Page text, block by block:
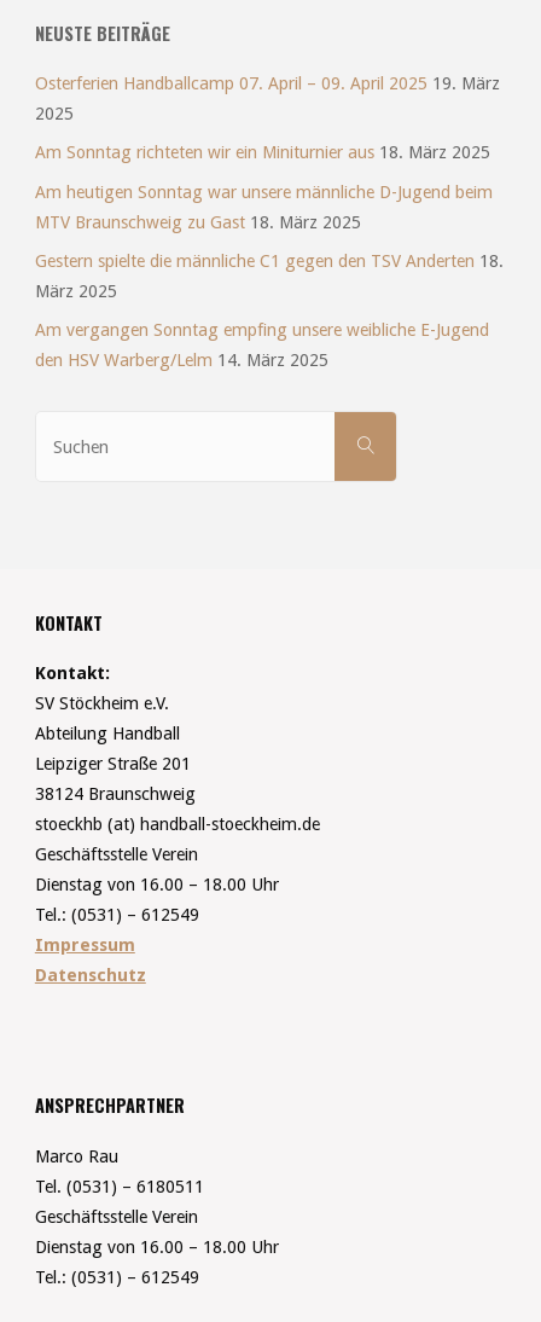
NEUSTE BEITRÄGE
Osterferien Handballcamp 07. April – 09. April 2025 19. März
2025
Am Sonntag richteten wir ein Miniturnier aus 18. März 2025
Am heutigen Sonntag war unsere männliche D-Jugend beim
MTV Braunschweig zu Gast 18. März 2025
Gestern spielte die männliche C1 gegen den TSV Anderten 18.
März 2025
Am vergangen Sonntag empfing unsere weibliche E-Jugend
den HSV Warberg/Lelm 14. März 2025
SUCHEN
KONTAKT
Kontakt:
SV Stöckheim e.V.
Abteilung Handball
Leipziger Straße 201
38124 Braunschweig
stoeckhb (at) handball-stoeckheim.de
Geschäftsstelle Verein
Dienstag von 16.00 – 18.00 Uhr
Tel.: (0531) – 612549
Impressum
Datenschutz
ANSPRECHPARTNER
Marco Rau
Tel. (0531) – 6180511
Geschäftsstelle Verein
Dienstag von 16.00 – 18.00 Uhr
Tel.: (0531) – 612549